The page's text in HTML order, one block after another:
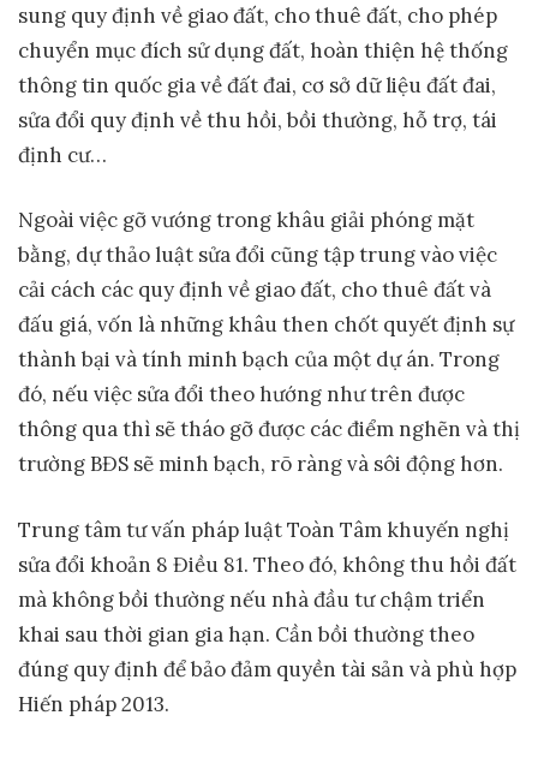
sung quy định về giao đất, cho thuê đất, cho phép
chuyển mục đích sử dụng đất, hoàn thiện hệ thống
thông tin quốc gia về đất đai, cơ sở dữ liệu đất đai,
sửa đổi quy định về thu hồi, bồi thường, hỗ trợ, tái
định cư…
Ngoài việc gỡ vướng trong khâu giải phóng mặt
bằng, dự thảo luật sửa đổi cũng tập trung vào việc
cải cách các quy định về giao đất, cho thuê đất và
đấu giá, vốn là những khâu then chốt quyết định sự
thành bại và tính minh bạch của một dự án. Trong
đó, nếu việc sửa đổi theo hướng như trên được
thông qua thì sẽ tháo gỡ được các điểm nghẽn và thị
trường BĐS sẽ minh bạch, rõ ràng và sôi động hơn.
Trung tâm tư vấn pháp luật Toàn Tâm khuyến nghị
sửa đổi khoản 8 Điều 81. Theo đó, không thu hồi đất
mà không bồi thường nếu nhà đầu tư chậm triển
khai sau thời gian gia hạn. Cần bồi thường theo
đúng quy định để bảo đảm quyền tài sản và phù hợp
Hiến pháp 2013.